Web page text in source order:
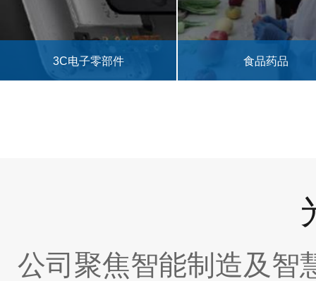
食品药品 汽车零部件
公司聚焦智能制造及智